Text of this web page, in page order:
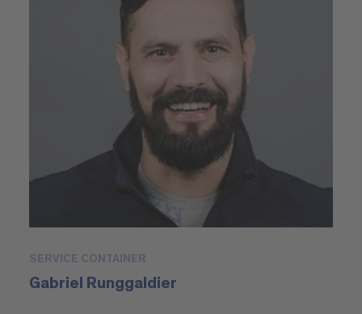
SERVICE CONTAINER
Gabriel Runggaldier